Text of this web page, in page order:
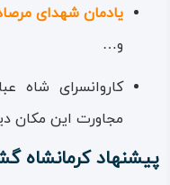
یادمان شهدای
و…
کاروانسرای
مجاورت این مکان
پیشنهاد کرمانشاه